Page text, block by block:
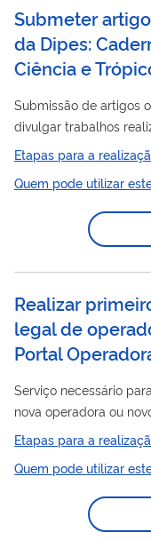
Submeter
da Dipes:
Ciência e
Submissão de artigos
divulgar trabalhos
universidades e
Etapas para a
Quem pode utilizar
Realizar
legal de
Portal
Serviço necessário
nova operadora ou
existente possa
Etapas para a
Quem pode utilizar